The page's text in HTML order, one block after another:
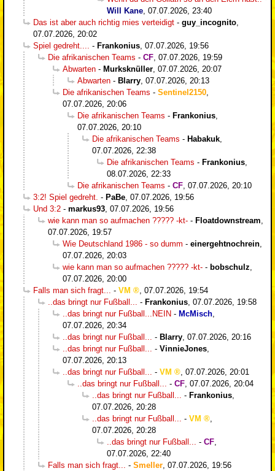
Will Kane, 07.07.2026, 23:40
Das ist aber auch richtig mies verteidigt - guy_incognito,
07.07.2026, 20:02
Spiel gedreht.... - Frankonius, 07.07.2026, 19:56
Die afrikanischen Teams - CF, 07.07.2026, 19:59
Abwarten - Murksknüller, 07.07.2026, 20:07
Abwarten - Blarry, 07.07.2026, 20:13
Die afrikanischen Teams - Sentinel2150,
07.07.2026, 20:06
Die afrikanischen Teams - Frankonius,
07.07.2026, 20:10
Die afrikanischen Teams - Habakuk,
07.07.2026, 22:38
Die afrikanischen Teams - Frankonius,
08.07.2026, 22:33
Die afrikanischen Teams - CF, 07.07.2026, 20:10
3:2! Spiel gedreht. - PaBe, 07.07.2026, 19:56
Und 3:2 - markus93, 07.07.2026, 19:56
wie kann man so aufmachen ????? -kt- - Floatdownstream,
07.07.2026, 19:57
Wie Deutschland 1986 - so dumm - einergehtnochrein,
07.07.2026, 20:03
wie kann man so aufmachen ????? -kt- - bobschulz,
07.07.2026, 20:00
Falls man sich fragt... - VM , 07.07.2026, 19:54
..das bringt nur Fußball... - Frankonius, 07.07.2026, 19:58
..das bringt nur Fußball...NEIN - McMisch,
07.07.2026, 20:34
..das bringt nur Fußball... - Blarry, 07.07.2026, 20:16
..das bringt nur Fußball... - VinnieJones,
07.07.2026, 20:13
..das bringt nur Fußball... - VM , 07.07.2026, 20:01
..das bringt nur Fußball... - CF, 07.07.2026, 20:04
..das bringt nur Fußball... - Frankonius,
07.07.2026, 20:28
..das bringt nur Fußball... - VM
,
07.07.2026, 20:28
..das bringt nur Fußball... - CF,
07.07.2026, 22:40
Falls man sich fragt... - Smeller, 07.07.2026, 19:56